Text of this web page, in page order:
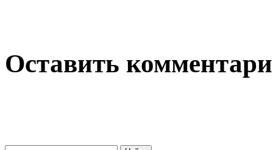
Оставить